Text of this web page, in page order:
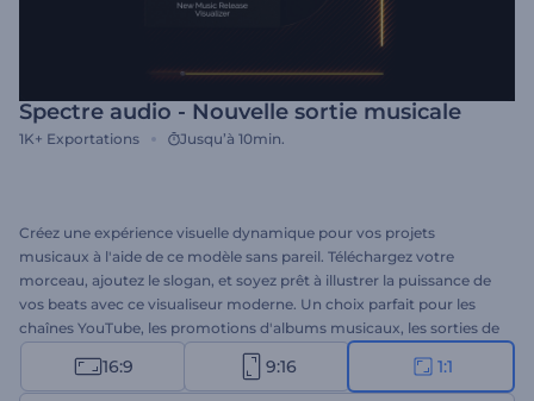
Spectre audio - Nouvelle sortie musicale
1K+ Exportations Jusqu’à 10min.
Créez une expérience visuelle dynamique pour vos projets
musicaux à l'aide de ce modèle sans pareil. Téléchargez votre
morceau, ajoutez le slogan, et soyez prêt à illustrer la puissance de
vos beats avec ce visualiseur moderne. Un choix parfait pour les
chaînes YouTube, les promotions d'albums musicaux, les sorties de
single, et bien plus encore. Préparez-vous à épater tout le monde
avec un imposant spectre audio. Essayez dès maintenant !
16:9 9:16 1:1